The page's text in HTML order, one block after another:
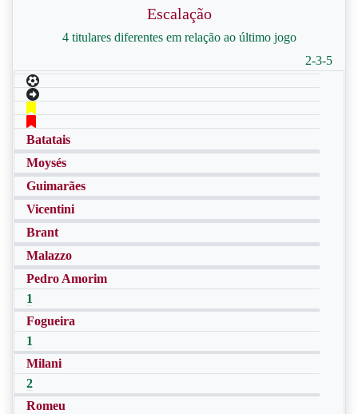
Escalação
4 titulares diferentes em relação ao último jogo
2-3-5
Batatais
Moysés
Guimarães
Vicentini
Brant
Malazzo
Pedro Amorim
1
Fogueira
1
Milani
2
Romeu